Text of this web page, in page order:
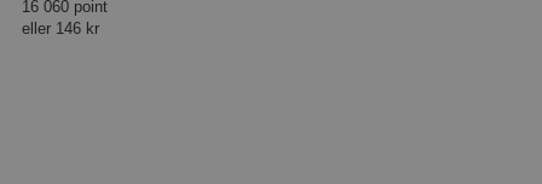
16 060 point
eller 146 kr